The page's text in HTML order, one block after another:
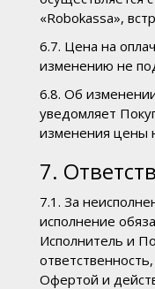
«Robokassa»,
6.7. Цена на
изменению не
6.8. Об
уведомляет
изменения цены
7.
7.1. За
исполнение
Исполнитель и
Офертой и